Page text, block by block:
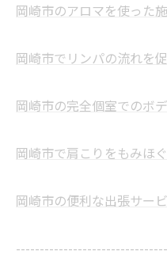
岡崎市のアロマを使った
岡崎市でリンパの流れを
岡崎市の完全個室でのボ
岡崎市で肩こりをもみほ
岡崎市の便利な出張サー